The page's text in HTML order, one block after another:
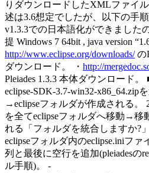
りダウンロードしたXMLファイ
述は3.6想定でしたが、以下の手順
v1.3.3での日本語化ができました
提 Windows 7 64bit , java version
http://www.eclipse.org/downloads/の
ダウンロード。 ・ http://
Pleiades 1.3.3 本体ダウンロード
eclipse-SDK-3.7-win32-x86_64.zip
→eclipseフォルダが作成される。
を全てeclipseフォルダへ移動→移
れる「フォルダを統合しますか?
eclipseフォルダ内のeclipse.iniフ
列と最後に空行を追加(pleiadesの
ル手順)。 -